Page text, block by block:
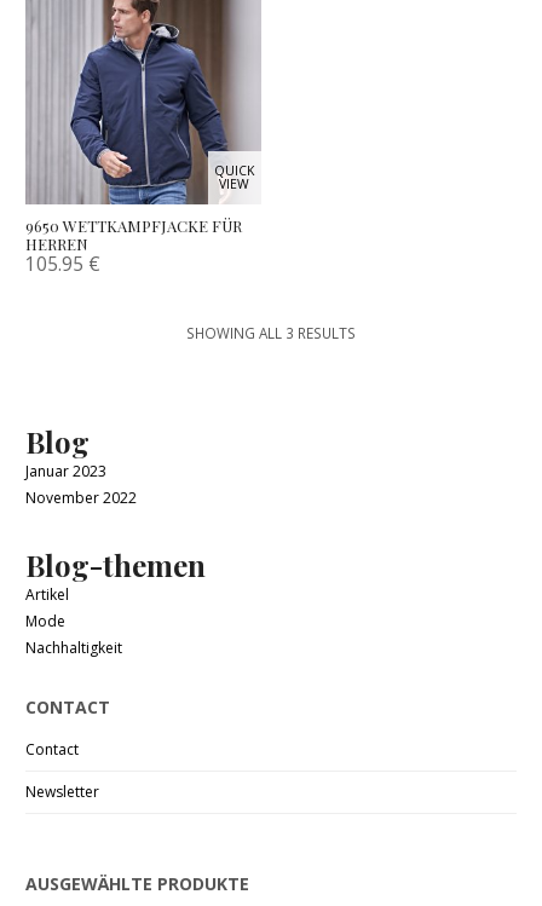
QUICK
VIEW
9650 WETTKAMPFJACKE FÜR
HERREN
105.95 €
SHOWING ALL 3 RESULTS
Blog
Januar 2023
November 2022
Blog-themen
Artikel
Mode
Nachhaltigkeit
CONTACT
Contact
Newsletter
AUSGEWÄHLTE PRODUKTE